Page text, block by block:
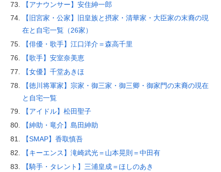
【アナウンサー】安住紳一郎
【旧宮家・公家】旧皇族と摂家・清華家・大臣家の末裔の現
在と自宅一覧（26家）
【俳優・歌手】江口洋介＝森高千里
【歌手】安室奈美恵
【女優】千堂あきほ
【徳川将軍家】宗家・御三家・御三卿・御家門の末裔の現在
と自宅一覧
【アイドル】松田聖子
【紳助・竜介】島田紳助
【SMAP】香取慎吾
【キーエンス】滝崎武光＝山本晃則＝中田有
【騎手・タレント】三浦皇成＝ほしのあき